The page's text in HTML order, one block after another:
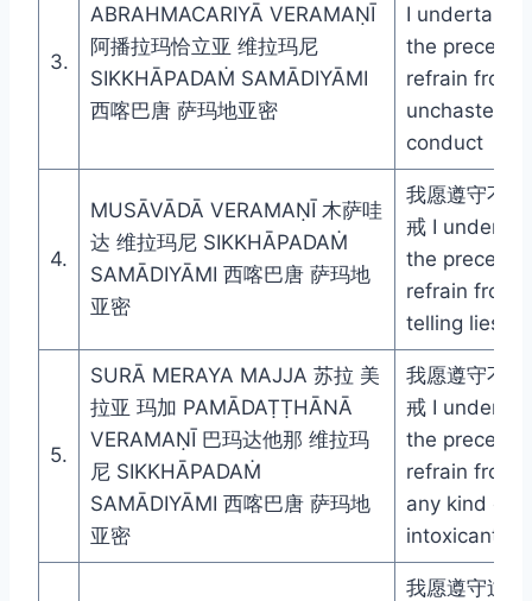
3.
ABRAHMACARIYĀ VERAMAṆĪ
阿播拉玛恰立亚 维拉玛尼
SIKKHĀPADAṀ SAMĀDIYĀMI
西喀巴唐 萨玛地亚密
I undertake
the precept
refrain from
unchaste
conduct
4.
MUSĀVĀDĀ VERAMAṆĪ 木萨哇
达 维拉玛尼 SIKKHĀPADAṀ
SAMĀDIYĀMI 西喀巴唐 萨玛地
亚密
我愿遵守不妄
戒 I
the precept
refrain from
telling lies
5.
SURĀ MERAYA MAJJA 苏拉 美
拉亚 玛加 PAMĀDAṬṬHĀNĀ
VERAMAṆĪ 巴玛达他那 维拉玛
尼 SIKKHĀPADAṀ
SAMĀDIYĀMI 西喀巴唐 萨玛地
亚密
我愿遵守不饮
戒 I
the precept
refrain from
any kind of
intoxicants
我愿遵守过午